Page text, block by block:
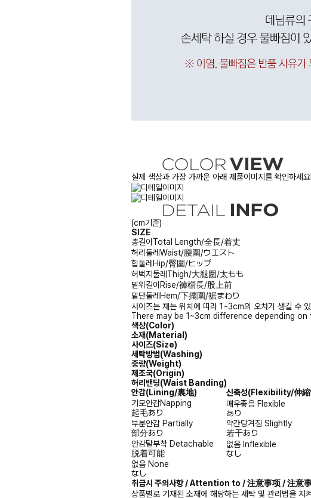
실제 색상과 가장 가까운 아래 제품이미지를 확인하세
(cm기준)
SIZE
총길이 Total Length/全長/着丈
허리둘레Waist/腰圍/ウエスト
힙둘레 Hip/臀圍/ヒップ
허벅지둘레 Thigh/大腿圍/太もも
밑위길이 Rise/褲檔長/股上前
밑단둘레 Hem/下擺圍/裾まわり
사이즈는 재는 위치에 따라 1~3cm의 오차가 생길 수
There may be 1~3cm difference depending
색상(Color)
소재(Material)
사이즈(Size)
세탁방법(Washing)
중량(Weight)
제조국(Origin)
허리밴딩(Waist Banding)
안감(Lining/裏地) 신축성(Flexibility/伸縮
기모안감Napping
起毛あり
매우좋음 Flexible
あり
부분안감 Partially
部分あり
약간당겨짐 Slightly
若干あり
안감탈부착 Detachable
脱着可能
없음 Inflexible
なし
없음 None
なし
취급시 주의사항 / Attention to / 注意事项 / 注意
상품별로 기재된 소재에 해당하는 세탁 및 관리법을 지